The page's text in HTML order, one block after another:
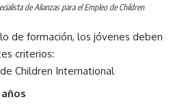
de Alianzas para el Empleo de Children
de formación, los jóvenes deben
criterios:
Children International
años